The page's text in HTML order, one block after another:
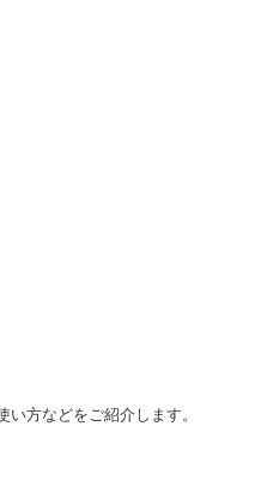
方などをご紹介します。